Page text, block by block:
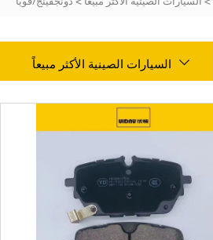
السيارات الصينية الأكثر مبيعاً 